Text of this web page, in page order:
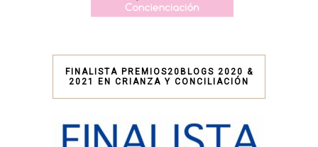
FINALISTA PREMIOS20BLOGS 2020 &
2021 EN CRIANZA Y CONCILIACIÓN